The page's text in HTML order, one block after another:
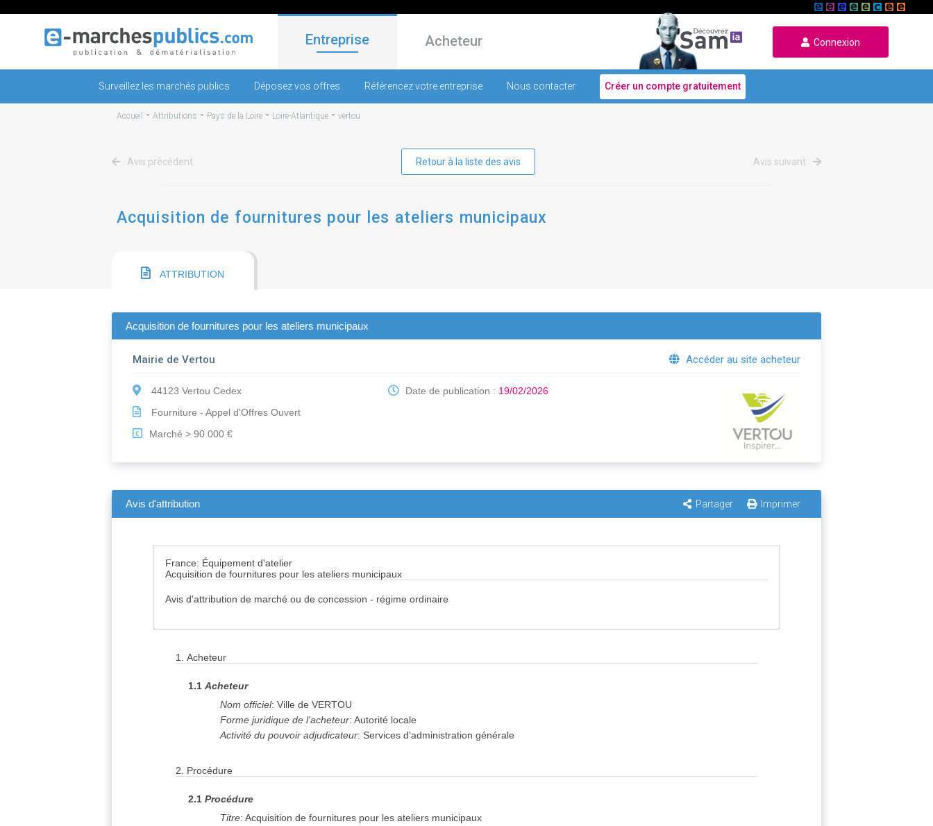
Entreprise Acheteur Connexion
Surveillez les marchés publics Déposez vos offres Référencez votre entreprise Nous contacter Créer un compte gratuitement
Accueil - Attributions - Pays de la Loire - Loire-Atlantique - vertou
Avis précédent Retour à la liste des avis Avis suivant
Acquisition de fournitures pour les ateliers municipaux
ATTRIBUTION
Acquisition de fournitures pour les ateliers municipaux
Mairie de Vertou Accéder au site acheteur
44123 Vertou Cedex
Fourniture - Appel d'Offres Ouvert
€ Marché > 90 000 €
Date de publication : 19/02/2026
Avis d'attribution Partager Imprimer
France: Équipement d'atelier
Acquisition de fournitures pour les ateliers municipaux
Avis d'attribution de marché ou de concession - régime ordinaire
1.Acheteur
1.1Acheteur
Nom officiel:Ville de VERTOU
Forme juridique de l'acheteur:Autorité locale
Activité du pouvoir adjudicateur: Services d'administration générale
2. Procédure
2.1Procédure
Titre:Acquisition de fournitures pour les ateliers municipaux
expand_more
2. Procédure
6. Résultats (5) expand_more
8. Organisations (6)expand_more
Informations relatives à l'avis